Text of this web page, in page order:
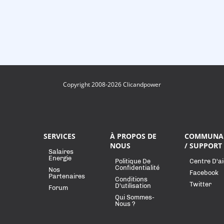
Copyright 2008-2026 Clicandpower
SERVICES
Salaires
Energie
Nos
Partenaires
Forum
À PROPOS DE
NOUS
Politique De
Confidentialité
Conditions
D'utilisation
Qui Sommes-
Nous ?
/ SUPPORT
Centre
Facebook
Twitter